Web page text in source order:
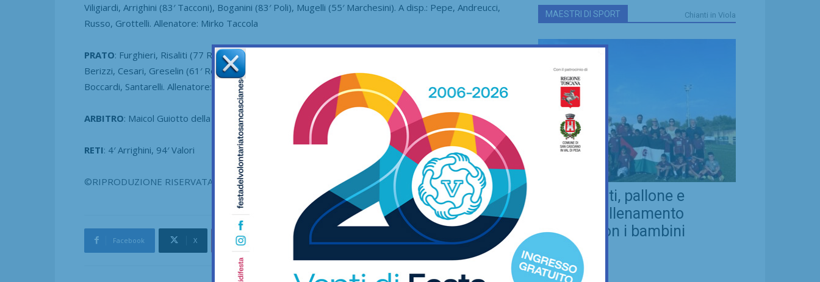
Viligiardi, Arrighini (83′ Tacconi), Boganini (83′ Poli), Mugelli (55′ Marchesini). A disp.: Pepe, Andreucci,
Russo, Grottelli. Allenatore: Mirko Taccola
PRATO: Furghieri, Risaliti (77 Rinaldini), Gioe (70′ Mencagli), Cela, Polvani, D’Orsi (60′ Zanon), Verde,
Berizzi, Cesari, Greselin (61′ Rossetti), Fiorini (56′ Andreoli). A disposizione: Stomeo, Limberti,
Boccardi, Santarelli. Allenatore: Simone Venturi
ARBITRO: Maicol Guiotto della sezione di Schio
RETI: 4′ Arrighini, 94′ Valori
©RIPRODUZIONE RISERVATA
Facebook X Pinterest WhatsApp
MAESTRI DI SPORT Chianti in Viola
Real Chianti, pallone e
bellezza: allenamento
insieme con i bambini
Saharawi
Calcio 21/07/2026